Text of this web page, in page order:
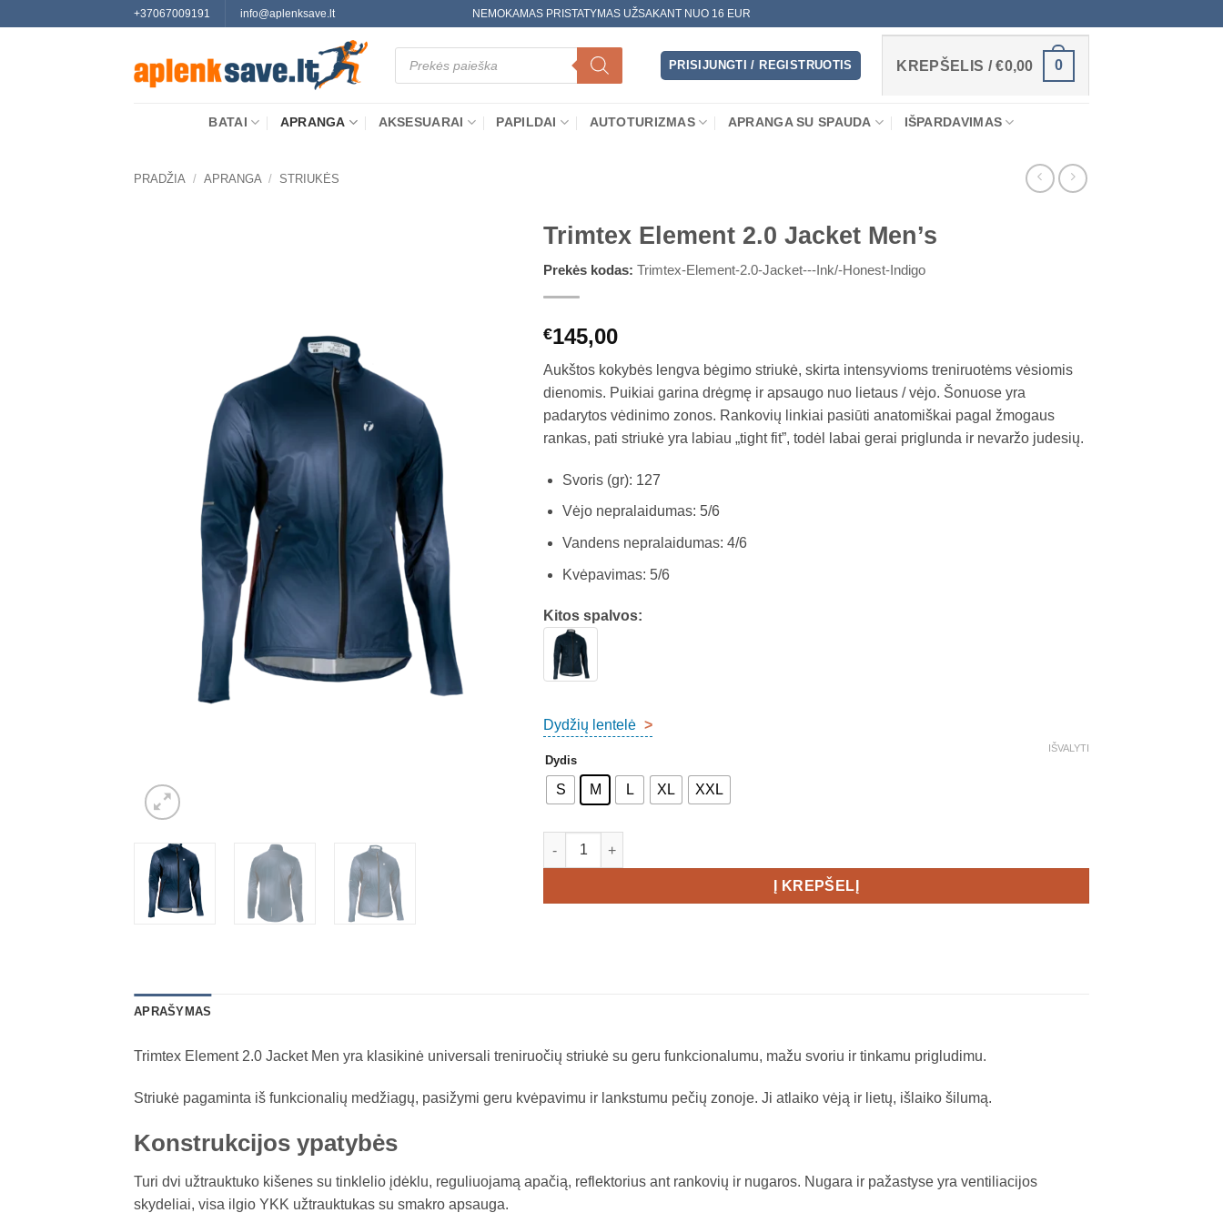
+37067009191 info@aplenksave.lt NEMOKAMAS PRISTATYMAS UŽSAKANT NUO 16 EUR
Products
search
PRISIJUNGTI / REGISTRUOTIS KREPŠELIS /€0,00 0
BATAI APRANGA AKSESUARAI PAPILDAI AUTOTURIZMAS APRANGA SU SPAUDA IŠPARDAVIMAS
PRADŽIA / APRANGA / STRIUKĖS
Trimtex Element 2.0 Jacket Men’s
Prekės kodas: Trimtex-Element-2.0-Jacket---Ink/-Honest-Indigo
€145,00
Aukštos kokybės lengva bėgimo striukė, skirta intensyvioms treniruotėms vėsiomis
dienomis. Puikiai garina drėgmę ir apsaugo nuo lietaus / vėjo. Šonuose yra
padarytos vėdinimo zonos. Rankovių linkiai pasiūti anatomiškai pagal žmogaus
rankas, pati striukė yra labiau „tight fit”, todėl labai gerai priglunda ir nevaržo judesių.
Svoris (gr): 127
Vėjo nepralaidumas: 5/6
Vandens nepralaidumas: 4/6
Kvėpavimas: 5/6
Kitos spalvos:
Dydžių lentelė >
Dydis
S M L XL XXL
IŠVALYTI
produkto kiekis: Trimtex Element 2.0 Jacket Men's
Į KREPŠELĮ
APRAŠYMAS
Trimtex Element 2.0 Jacket Men yra klasikinė universali treniruočių striukė su geru funkcionalumu, mažu svoriu ir tinkamu prigludimu.
Striukė pagaminta iš funkcionalių medžiagų, pasižymi geru kvėpavimu ir lankstumu pečių zonoje. Ji atlaiko vėją ir lietų, išlaiko šilumą.
Konstrukcijos ypatybės
Turi dvi užtrauktuko kišenes su tinklelio įdėklu, reguliuojamą apačią, reflektorius ant rankovių ir nugaros. Nugara ir pažastyse yra ventiliacijos
skydeliai, visa ilgio YKK užtrauktukas su smakro apsauga.